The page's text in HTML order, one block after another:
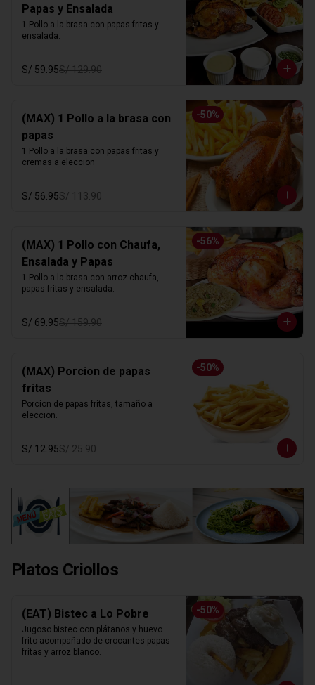
Papas y Ensalada
1 Pollo a la brasa con papas fritas y
ensalada.
S/ 59.95S/ 129.90
-50%
(MAX) 1 Pollo a la brasa con
papas
1 Pollo a la brasa con papas fritas y
cremas a eleccion
S/ 56.95S/ 113.90
-56%
(MAX) 1 Pollo con Chaufa,
Ensalada y Papas
1 Pollo a la brasa con arroz chaufa,
papas fritas y ensalada.
S/ 69.95S/ 159.90
-50%
(MAX) Porcion de papas
fritas
Porcion de papas fritas, tamaño a
eleccion.
S/ 12.95S/ 25.90
Platos Criollos
-50%
(EAT) Bistec a Lo Pobre
Jugoso bistec con plátanos y huevo
frito acompañado de crocantes papas
fritas y arroz blanco.